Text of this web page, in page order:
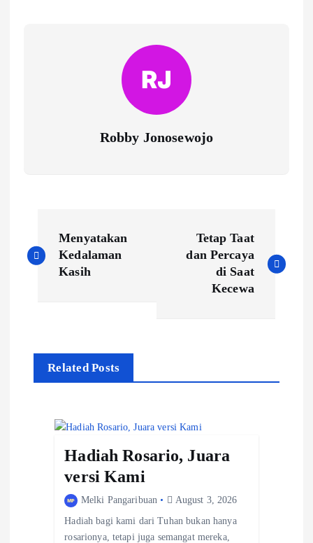
Robby Jonosewojo
o
v
Menyatakan
Kedalaman
Kasih
Tetap Taat
dan Percaya
di Saat
Kecewa
Related Posts
Hadiah Rosario, Juara
versi Kami
Melki Pangaribuan August 3, 2026
Hadiah bagi kami dari Tuhan bukan hanya
rosarionya, tetapi juga semangat mereka,